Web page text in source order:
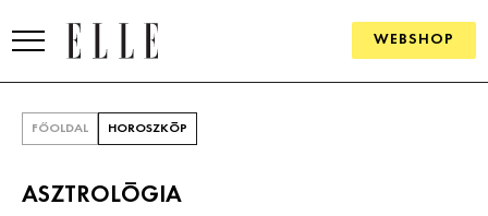
WEBSHOP
FŐOLDAL HOROSZKÓP
ASZTROLÓGIA